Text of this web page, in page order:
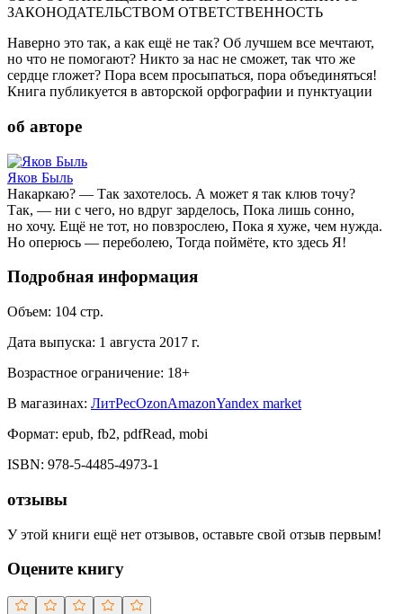
ЗАКОНОДАТЕЛЬСТВОМ ОТВЕТСТВЕННОСТЬ
Наверно это так, а как ещё не так? Об лучшем все мечтают,
но что не помогают? Никто за нас не сможет, так что же
сердце гложет? Пора всем просыпаться, пора объединяться!
Книга публикуется в авторской орфографии и пунктуации
об авторе
Яков Быль
Накаркаю? — Так захотелось. А может я так клюв точу?
Так, — ни с чего, но вдруг зарделось, Пока лишь сонно,
но хочу. Ещё не тот, но повзрослею, Пока я хуже, чем нужда.
Но оперюсь — переболею, Тогда поймёте, кто здесь Я!
Подробная информация
Объем: 104 стр.
Дата выпуска: 1 августа 2017 г.
Возрастное ограничение: 18+
В магазинах: ЛитРесOzonAmazonYandex market
Формат: epub, fb2, pdfRead, mobi
ISBN: 978-5-4485-4973-1
отзывы
У этой книги ещё нет отзывов, оставьте свой отзыв первым!
Оцените книгу